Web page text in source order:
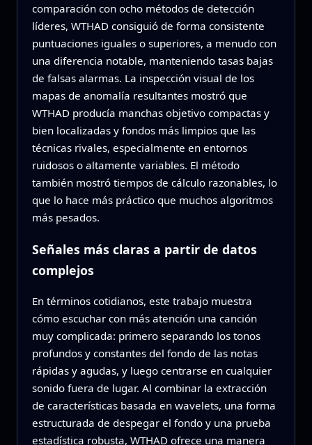
comparación con ocho métodos de detección
líderes, WTHAD consiguió de forma consistente
puntuaciones iguales o superiores, a menudo con
una diferencia notable, manteniendo tasas bajas
de falsas alarmas. La inspección visual de los
mapas de anomalía resultantes mostró que
WTHAD producía manchas objetivo compactas y
bien localizadas y fondos más limpios que las
técnicas rivales, especialmente en entornos
ruidosos o altamente variables. El método
también mostró tiempos de cálculo razonables, lo
que lo hace más práctico que muchos algoritmos
más pesados.
Señales más claras a partir de datos
complejos
En términos cotidianos, este trabajo muestra
cómo escuchar con más atención una canción
muy complicada: primero separando los tonos
profundos y constantes del fondo de las notas
rápidas y agudas, y luego centrarse en cualquier
sonido fuera de lugar. Al combinar la extracción
de características basada en wavelets, una forma
estructurada de despegar el fondo y una prueba
estadística robusta, WTHAD ofrece una manera